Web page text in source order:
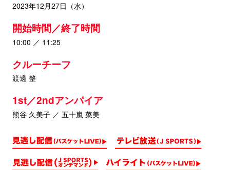
2023年12月27日（水）
開始時間／終了時間
10:00 ／ 11:25
クルーチーフ
渡邊 整
1st／2ndアンパイア
熊谷 久美子 ／ 五十嵐 菜美